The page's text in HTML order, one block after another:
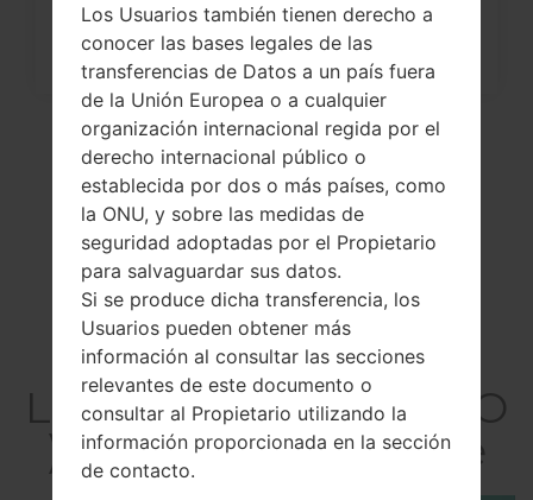
El vídeo
LGP350GO(LGP350GO
) akaLG Optimus Me
Los Usuarios también tienen derecho a
conocer las bases legales de las
transferencias de Datos a un país fuera
de la Unión Europea o a cualquier
organización internacional regida por el
derecho internacional público o
establecida por dos o más países, como
la ONU, y sobre las medidas de
seguridad adoptadas por el Propietario
para salvaguardar sus datos.
Si se produce dicha transferencia, los
Usuarios pueden obtener más
información al consultar las secciones
relevantes de este documento o
consultar al Propietario utilizando la
información proporcionada en la sección
de contacto.